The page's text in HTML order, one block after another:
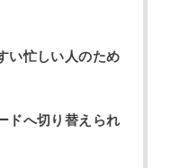
い忙しい人のため
ドへ切り替えられ